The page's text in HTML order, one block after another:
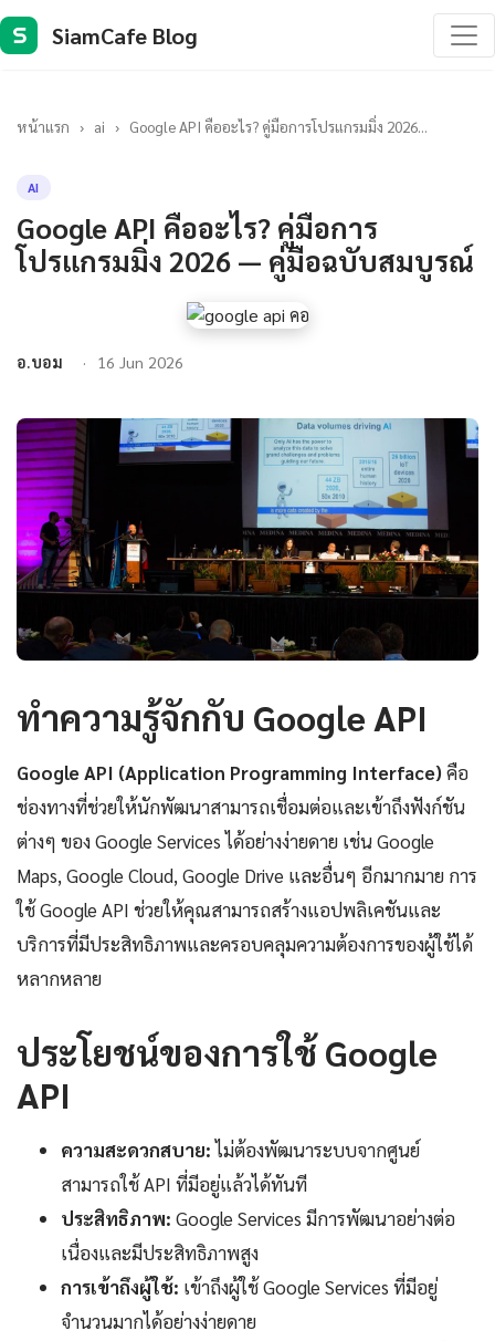
S SiamCafe Blog
หน้าแรก › ai › Google API คืออะไร? คู่มือการโปรแกรมมิ่ง 2026...
AI
Google API คืออะไร? คู่มือการ
โปรแกรมมิ่ง 2026 — คู่มือฉบับสมบูรณ์
อ.บอม 16 Jun 2026
ทำความรู้จักกับ Google API
Google API (Application Programming Interface) คือ
ช่องทางที่ช่วยให้นักพัฒนาสามารถเชื่อมต่อและเข้าถึงฟังก์ชัน
ต่างๆ ของ Google Services ได้อย่างง่ายดาย เช่น Google
Maps, Google Cloud, Google Drive และอื่นๆ อีกมากมาย การ
ใช้ Google API ช่วยให้คุณสามารถสร้างแอปพลิเคชันและ
บริการที่มีประสิทธิภาพและครอบคลุมความต้องการของผู้ใช้ได้
หลากหลาย
ประโยชน์ของการใช้ Google
API
ความสะดวกสบาย:ไม่ต้องพัฒนาระบบจากศูนย์
สามารถใช้ API ที่มีอยู่แล้วได้ทันที
ประสิทธิภาพ: Google Services มีการพัฒนาอย่างต่อ
เนื่องและมีประสิทธิภาพสูง
การเข้าถึงผู้ใช้: เข้าถึงผู้ใช้ Google Services ที่มีอยู่
จำนวนมากได้อย่างง่ายดาย